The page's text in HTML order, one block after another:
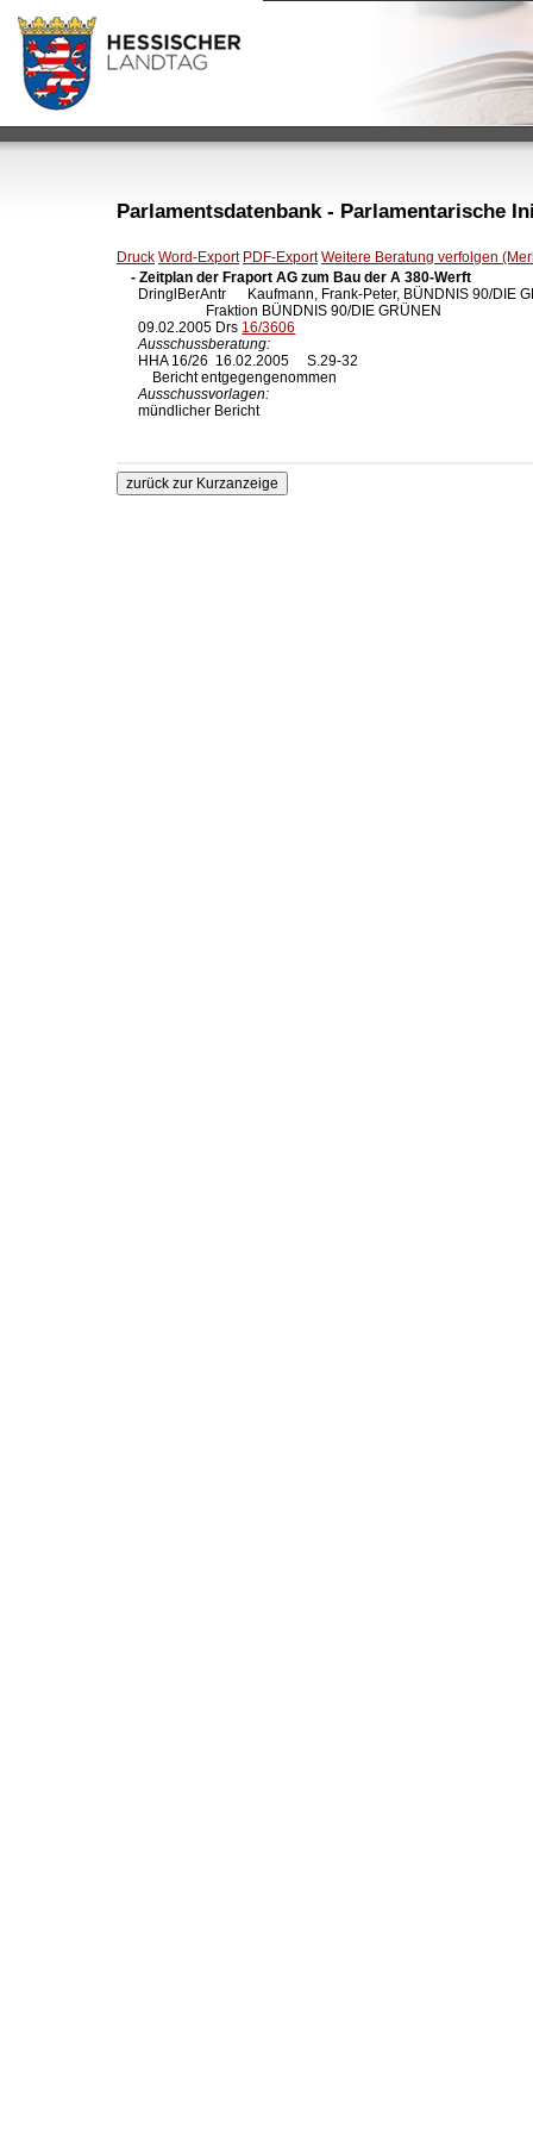
Parlamentsdatenbank - Parlamentarische
Druck Word-Export PDF-Export Weitere Beratung verfolgen
- Zeitplan der Fraport AG zum Bau der A 380-Werft
DringlBerAntr      Kaufmann, Frank-Peter, BÜNDNIS 90/DIE
                     Fraktion BÜNDNIS 90/DIE GRÜNEN
  09.02.2005 Drs
16/3606
Ausschussberatung:
  HHA 16/26  16.02.2005     S.29-32
      Bericht entgegengenommen
Ausschussvorlagen:
  mündlicher Bericht